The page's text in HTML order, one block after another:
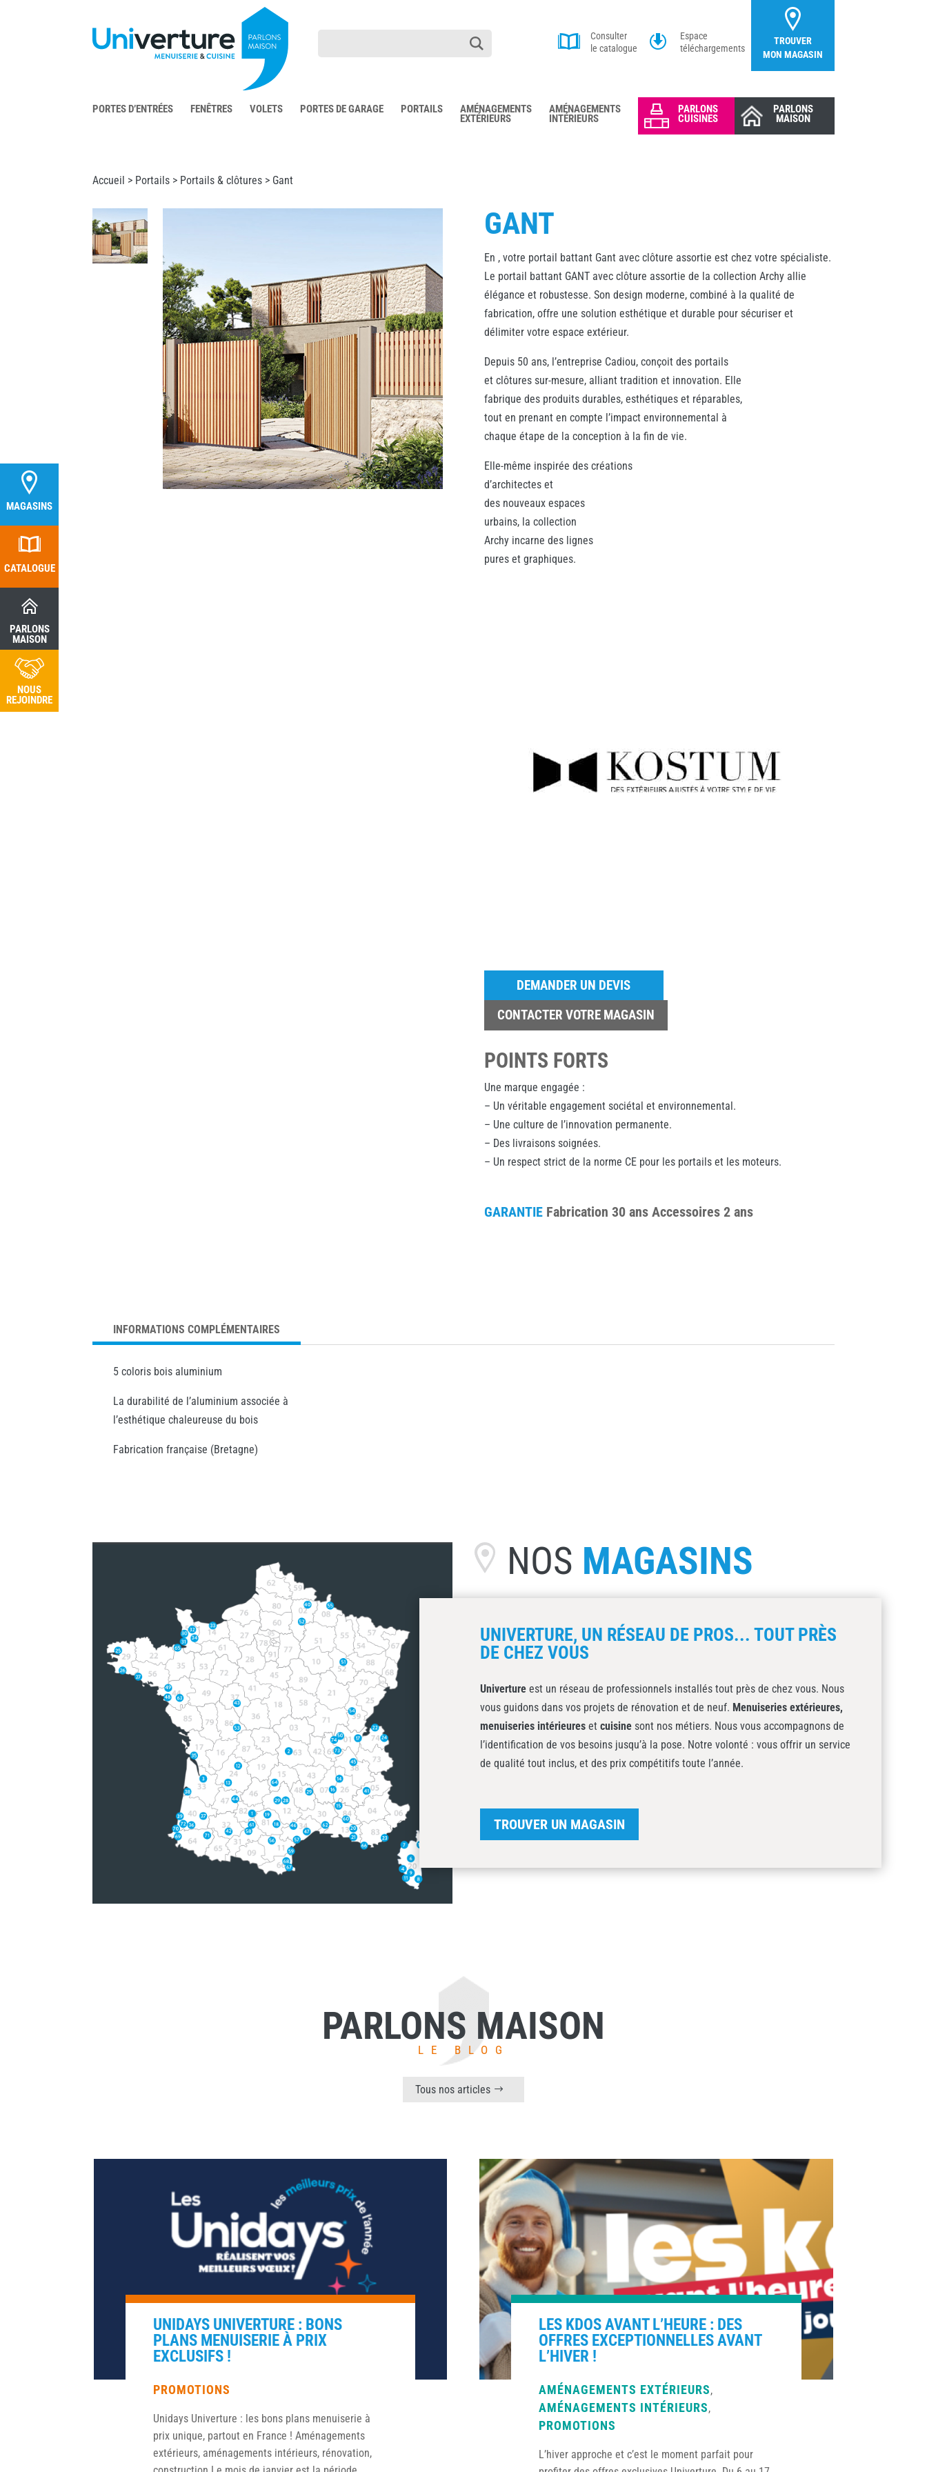
Consulter
le catalogue
Espace
téléchargements
TROUVER
MON MAGASIN
PORTES D’ENTRÉES FENÊTRES VOLETS PORTES DE GARAGE PORTAILS AMÉNAGEMENTS
EXTÉRIEURS
AMÉNAGEMENTS
INTÉRIEURS
PARLONS
CUISINES
PARLONS
MAISON
MAGASINS
CATALOGUE
PARLONS
MAISON
NOUS
REJOINDRE
Accueil > Portails > Portails & clôtures > Gant
GANT
En , votre portail battant Gant avec clôture assortie est chez votre spécialiste.
Le portail battant GANT avec clôture assortie de la collection Archy allie
élégance et robustesse. Son design moderne, combiné à la qualité de
fabrication, offre une solution esthétique et durable pour sécuriser et
délimiter votre espace extérieur.
Depuis 50 ans, l’entreprise Cadiou, conçoit des portails
et clôtures sur-mesure, alliant tradition et innovation. Elle
fabrique des produits durables, esthétiques et réparables,
tout en prenant en compte l’impact environnemental à
chaque étape de la conception à la fin de vie.
Elle-même inspirée des créations
d’architectes et
des nouveaux espaces
urbains, la collection
Archy incarne des lignes
pures et graphiques.
DEMANDER UN DEVIS
CONTACTER VOTRE MAGASIN
POINTS FORTS
Une marque engagée :
– Un véritable engagement sociétal et environnemental.
– Une culture de l’innovation permanente.
– Des livraisons soignées.
– Un respect strict de la norme CE pour les portails et les moteurs.
GARANTIE Fabrication 30 ans Accessoires 2 ans
INFORMATIONS COMPLÉMENTAIRES
5 coloris bois aluminium
La durabilité de l’aluminium associée à
l’esthétique chaleureuse du bois
Fabrication française (Bretagne)
NOS MAGASINS
UNIVERTURE, UN RÉSEAU DE PROS... TOUT PRÈS
DE CHEZ VOUS
Univerture est un réseau de professionnels installés tout près de chez vous. Nous
vous guidons dans vos projets de rénovation et de neuf. Menuiseries extérieures,
menuiseries intérieures etcuisine sont nos métiers. Nous vous accompagnons de
l’identification de vos besoins jusqu’à la pose. Notre volonté : vous offrir un service
de qualité tout inclus, et des prix compétitifs toute l’année.
TROUVER UN MAGASIN
PARLONS MAISON
LE BLOG
Tous nos articles
UNIDAYS UNIVERTURE : BONS
PLANS MENUISERIE À PRIX
EXCLUSIFS !
PROMOTIONS
Unidays Univerture : les bons plans menuiserie à
prix unique, partout en France ! Aménagements
extérieurs, aménagements intérieurs, rénovation,
LES KDOS AVANT L’HEURE : DES
OFFRES EXCEPTIONNELLES AVANT
L’HIVER !
AMÉNAGEMENTS EXTÉRIEURS,
AMÉNAGEMENTS INTÉRIEURS,
PROMOTIONS
L’hiver approche et c’est le moment parfait pour
MAGASINS
CATALOGUE
PARLONS
MAISON
NOUS
REJOINDRE